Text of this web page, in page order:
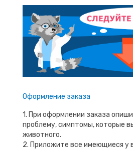
Оформление заказа
1. При оформлении заказа
проблему, симптомы, которые
животного.
2. Приложите все имеющиеся у